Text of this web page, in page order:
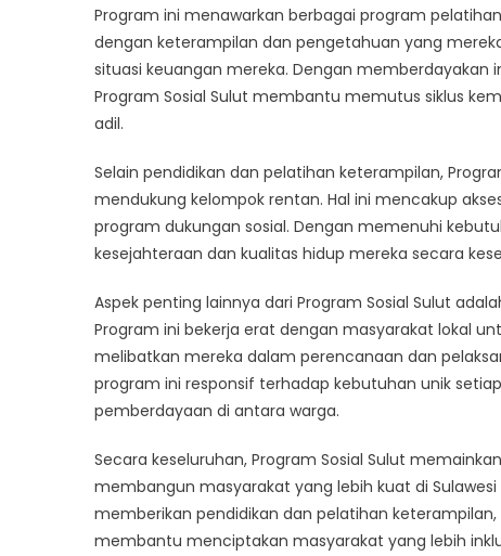
Program ini menawarkan berbagai program
dengan keterampilan dan pengetahuan yang
situasi keuangan mereka. Dengan
Program Sosial Sulut membantu memutus siklus
adil.
Selain pendidikan dan pelatihan keterampilan,
mendukung kelompok rentan. Hal ini mencakup
program dukungan sosial. Dengan memenuhi
kesejahteraan dan kualitas hidup mereka secara
Aspek penting lainnya dari Program Sosial Sulut
Program ini bekerja erat dengan masyarakat lokal
melibatkan mereka dalam perencanaan dan
program ini responsif terhadap kebutuhan unik
pemberdayaan di antara warga.
Secara keseluruhan, Program Sosial Sulut
membangun masyarakat yang lebih kuat di
memberikan pendidikan dan pelatihan
membantu menciptakan masyarakat yang lebih